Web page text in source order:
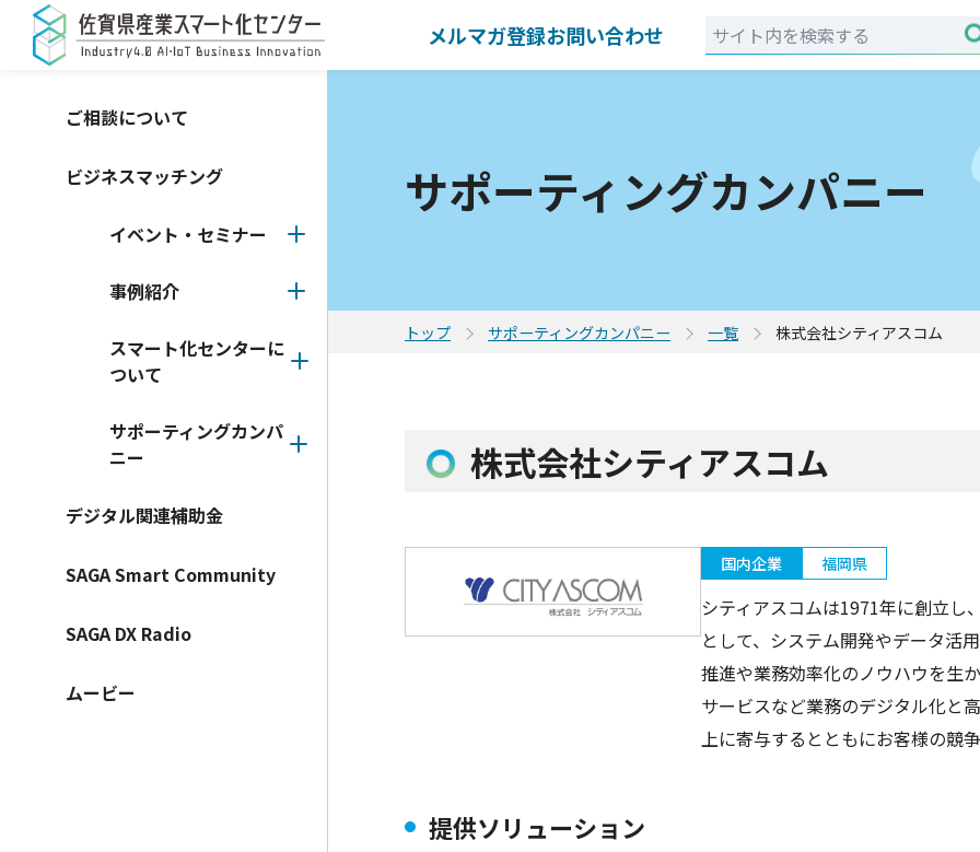
メルマガ登録お問い合わせ
ご相談について
ビジネスマッチング
イベント・セミナー
事例紹介
スマート化センターに
ついて
サポーティングカンパ
ニー
デジタル関連補助金
SAGA Smart Community
SAGA DX Radio
ムービー
サポーティングカンパニー
トップ サポーティングカンパニー 一覧 株式会社シティアスコム
株式会社シティアスコム
国内企業 福岡県
シティアスコムは1971年に創立し
として、システム開発やデータ活
推進や業務効率化のノウハウを生
サービスなど業務のデジタル化と
上に寄与するとともにお客様の競
提供ソリューション